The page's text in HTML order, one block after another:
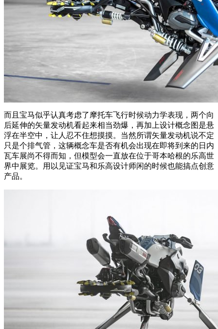
而且宝马似乎认真考虑了摩托车飞行时候动力学表现，两个向
后延伸的矢量发动机看起来相当劲爆，再加上设计概念图是悬
浮在半空中，让人忍不住想摸摸。当然所谓矢量发动机说不定
只是个排气管，这辆概念车是否有机会出现在即将到来的日内
瓦车展尚不得而知，但模型会一直放在位于哥本哈根的乐高世
界中展览。用以见证宝马和乐高设计师闲的时候也能搞点创意
产品。